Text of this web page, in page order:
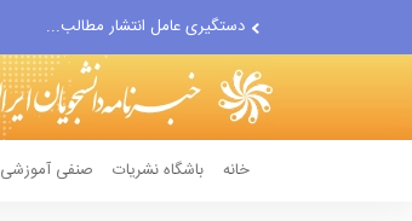
مواضع مزدوران سعودی را با...
ضربه مغزی بیش از ۷۰۰ نظامی...
خانه باشگاه نشریات صنفی آموزشی